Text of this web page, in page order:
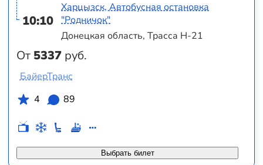
10:10
От 5337 руб.
Харцызск, Автобусная остановка
"Родничок"
Донецкая область, Трасса Н-21
Выбрать билет
БайерТранс
4
89